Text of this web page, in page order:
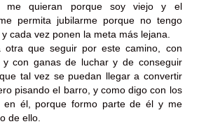
me quieran porque soy viejo y el
permita jubilarme porque no tengo
cada vez ponen la meta más lejana.
otra que seguir por este camino, con
y con ganas de luchar y de conseguir
tal vez se puedan llegar a convertir
pisando el barro, y como digo con los
en él, porque formo parte de él y me
de ello.